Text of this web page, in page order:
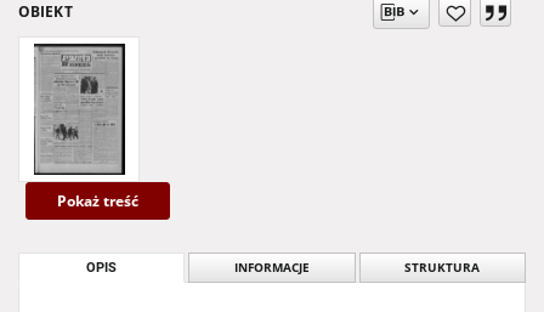
OBIEKT
Pokaż treść
OPIS INFORMACJE STRUKTURA